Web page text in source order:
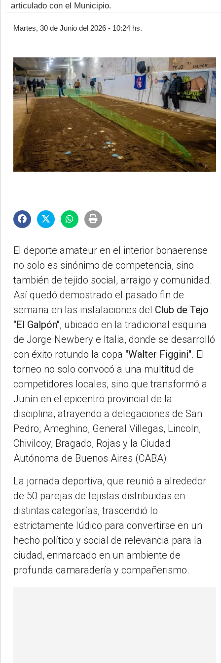
articulado con el Municipio.
Martes, 30 de Junio del 2026 - 10:24 hs.
El deporte amateur en el interior bonaerense
no solo es sinónimo de competencia, sino
también de tejido social, arraigo y comunidad.
Así quedó demostrado el pasado fin de
semana en las instalaciones del Club de Tejo
"El Galpón", ubicado en la tradicional esquina
de Jorge Newbery e Italia, donde se desarrolló
con éxito rotundo la copa "Walter Figgini". El
torneo no solo convocó a una multitud de
competidores locales, sino que transformó a
Junín en el epicentro provincial de la
disciplina, atrayendo a delegaciones de San
Pedro, Ameghino, General Villegas, Lincoln,
Chivilcoy, Bragado, Rojas y la Ciudad
Autónoma de Buenos Aires (CABA).
La jornada deportiva, que reunió a alrededor
de 50 parejas de tejistas distribuidas en
distintas categorías, trascendió lo
estrictamente lúdico para convertirse en un
hecho político y social de relevancia para la
ciudad, enmarcado en un ambiente de
profunda camaradería y compañerismo.